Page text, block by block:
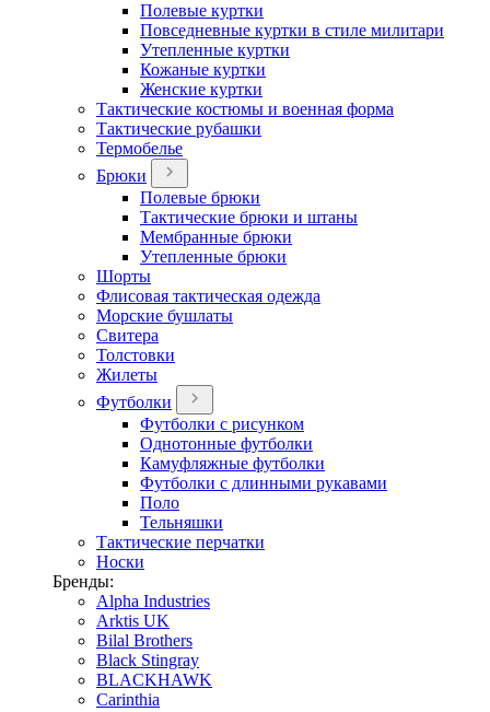
Полевые куртки
Повседневные куртки в стиле милитари
Утепленные куртки
Кожаные куртки
Женские куртки
Тактические костюмы и военная форма
Тактические рубашки
Термобелье
Брюки
Полевые брюки
Тактические брюки и штаны
Мембранные брюки
Утепленные брюки
Шорты
Флисовая тактическая одежда
Морские бушлаты
Свитера
Толстовки
Жилеты
Футболки
Футболки с рисунком
Однотонные футболки
Камуфляжные футболки
Футболки с длинными рукавами
Поло
Тельняшки
Тактические перчатки
Носки
Бренды:
Alpha Industries
Arktis UK
Bilal Brothers
Black Stingray
BLACKHAWK
Carinthia